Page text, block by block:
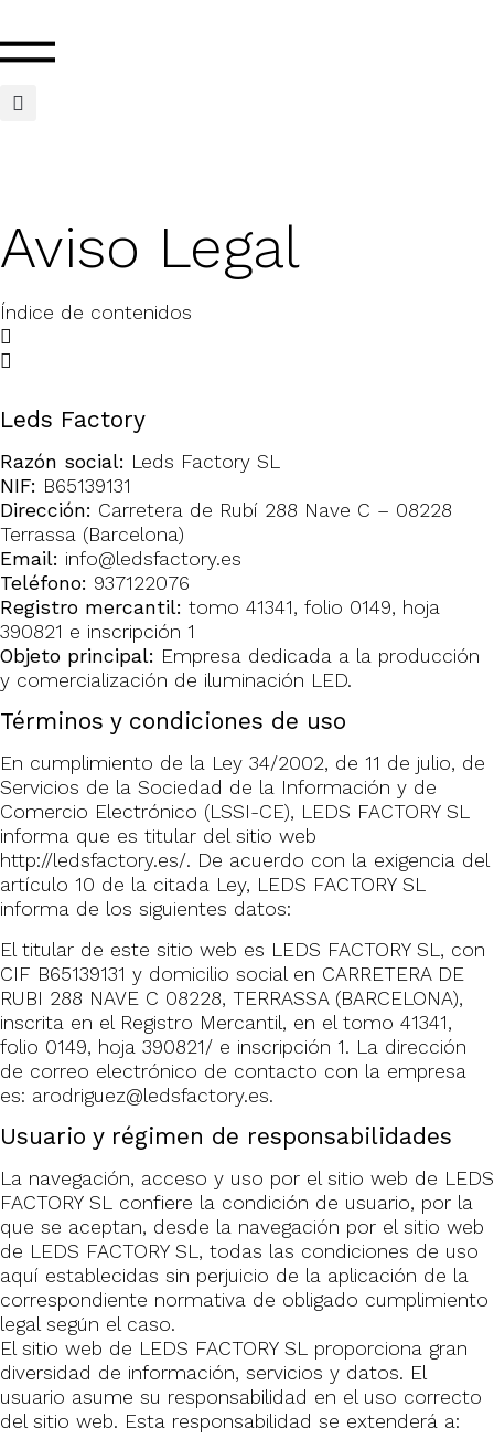
Aviso Legal
Índice de contenidos
Leds Factory
Razón social: Leds Factory SL
NIF: B65139131
Dirección: Carretera de Rubí 288 Nave C – 08228
Terrassa (Barcelona)
Email: info@ledsfactory.es
Teléfono: 937122076
Registro mercantil: tomo 41341, folio 0149, hoja
390821 e inscripción 1
Objeto principal: Empresa dedicada a la producción
y comercialización de iluminación LED.
Términos y condiciones de uso
En cumplimiento de la Ley 34/2002, de 11 de julio, de
Servicios de la Sociedad de la Información y de
Comercio Electrónico (LSSI-CE), LEDS FACTORY SL
informa que es titular del sitio web
http://ledsfactory.es/. De acuerdo con la exigencia del
artículo 10 de la citada Ley, LEDS FACTORY SL
informa de los siguientes datos:
El titular de este sitio web es LEDS FACTORY SL, con
CIF B65139131 y domicilio social en CARRETERA DE
RUBI 288 NAVE C 08228, TERRASSA (BARCELONA),
inscrita en el Registro Mercantil, en el tomo 41341,
folio 0149, hoja 390821/ e inscripción 1. La dirección
de correo electrónico de contacto con la empresa
es: arodriguez@ledsfactory.es.
Usuario y régimen de responsabilidades
La navegación, acceso y uso por el sitio web de LEDS
FACTORY SL confiere la condición de usuario, por la
que se aceptan, desde la navegación por el sitio web
de LEDS FACTORY SL, todas las condiciones de uso
aquí establecidas sin perjuicio de la aplicación de la
correspondiente normativa de obligado cumplimiento
legal según el caso.
El sitio web de LEDS FACTORY SL proporciona gran
diversidad de información, servicios y datos. El
usuario asume su responsabilidad en el uso correcto
del sitio web. Esta responsabilidad se extenderá a: